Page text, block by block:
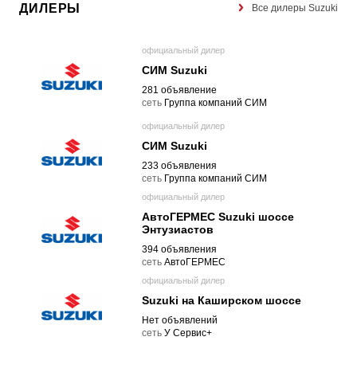
ДИЛЕРЫ Все дилеры Suzuki
официальный дилер
СИМ Suzuki
281 объявление
cеть Группа компаний СИМ
официальный дилер
СИМ Suzuki
233 объявления
cеть Группа компаний СИМ
официальный дилер
АвтоГЕРМЕС Suzuki шоссе
Энтузиастов
394 объявления
cеть АвтоГЕРМЕС
официальный дилер
Suzuki на Каширском шоссе
Нет объявлений
cеть У Сервис+